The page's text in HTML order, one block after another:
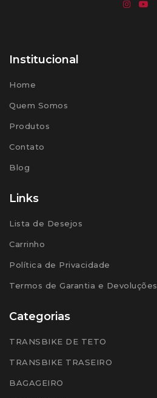
Institucional
Home
Quem Somos
Produtos
Contato
Blog
Links
Lista de Desejos
Carrinho
Política de Privacidade
Termos de Garantia e Devoluções
Categorias
TRANSBIKE DE TETO
TRANSBIKE TRASEIRO
BAGAGEIRO